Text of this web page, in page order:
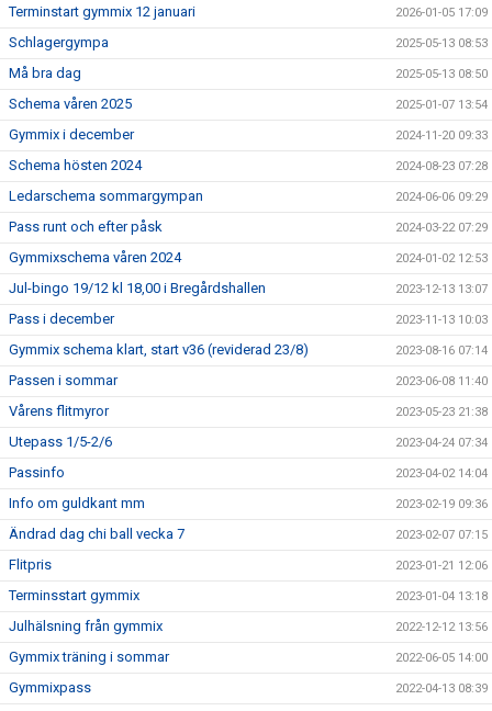
Terminstart gymmix 12 januari 2026-01-05 17:09
Schlagergympa 2025-05-13 08:53
Må bra dag 2025-05-13 08:50
Schema våren 2025 2025-01-07 13:54
Gymmix i december 2024-11-20 09:33
Schema hösten 2024 2024-08-23 07:28
Ledarschema sommargympan 2024-06-06 09:29
Pass runt och efter påsk 2024-03-22 07:29
Gymmixschema våren 2024 2024-01-02 12:53
Jul-bingo 19/12 kl 18,00 i Bregårdshallen 2023-12-13 13:07
Pass i december 2023-11-13 10:03
Gymmix schema klart, start v36 (reviderad 23/8) 2023-08-16 07:14
Passen i sommar 2023-06-08 11:40
Vårens flitmyror 2023-05-23 21:38
Utepass 1/5-2/6 2023-04-24 07:34
Passinfo 2023-04-02 14:04
Info om guldkant mm 2023-02-19 09:36
Ändrad dag chi ball vecka 7 2023-02-07 07:15
Flitpris 2023-01-21 12:06
Terminsstart gymmix 2023-01-04 13:18
Julhälsning från gymmix 2022-12-12 13:56
Gymmix träning i sommar 2022-06-05 14:00
Gymmixpass 2022-04-13 08:39